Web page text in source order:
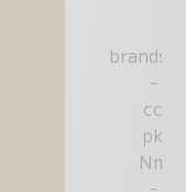
-
cc
pk
Nm